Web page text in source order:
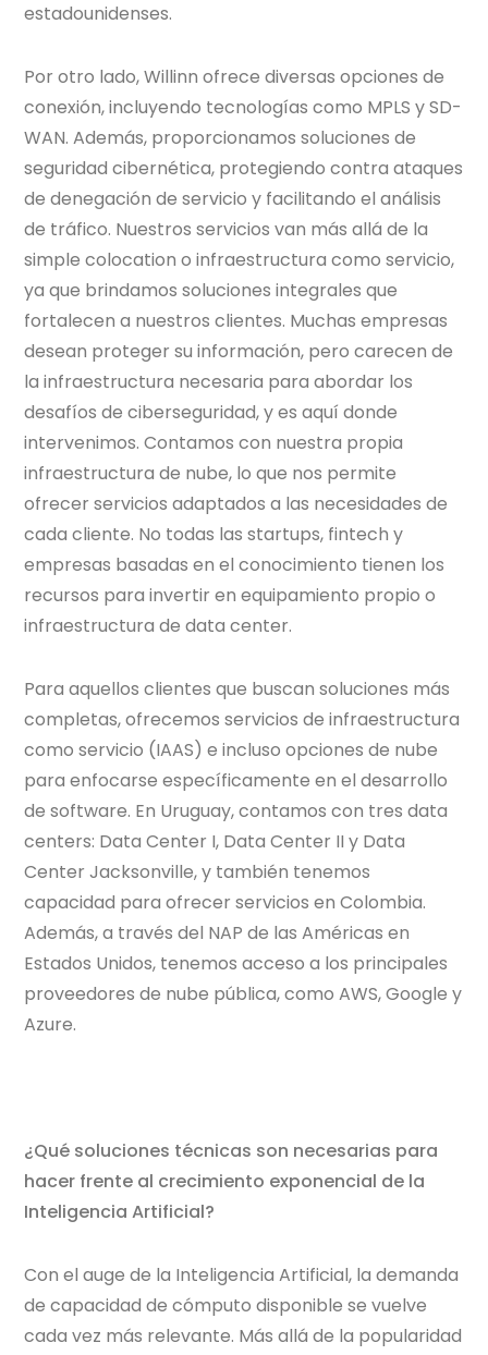
estadounidenses.
Por otro lado, Willinn ofrece diversas opciones de
conexión, incluyendo tecnologías como MPLS y SD-
WAN. Además, proporcionamos soluciones de
seguridad cibernética, protegiendo contra ataques
de denegación de servicio y facilitando el análisis
de tráfico. Nuestros servicios van más allá de la
simple colocation o infraestructura como servicio,
ya que brindamos soluciones integrales que
fortalecen a nuestros clientes. Muchas empresas
desean proteger su información, pero carecen de
la infraestructura necesaria para abordar los
desafíos de ciberseguridad, y es aquí donde
intervenimos. Contamos con nuestra propia
infraestructura de nube, lo que nos permite
ofrecer servicios adaptados a las necesidades de
cada cliente. No todas las startups, fintech y
empresas basadas en el conocimiento tienen los
recursos para invertir en equipamiento propio o
infraestructura de data center.
Para aquellos clientes que buscan soluciones más
completas, ofrecemos servicios de infraestructura
como servicio (IAAS) e incluso opciones de nube
para enfocarse específicamente en el desarrollo
de software. En Uruguay, contamos con tres data
centers: Data Center I, Data Center II y Data
Center Jacksonville, y también tenemos
capacidad para ofrecer servicios en Colombia.
Además, a través del NAP de las Américas en
Estados Unidos, tenemos acceso a los principales
proveedores de nube pública, como AWS, Google y
Azure.
¿Qué soluciones técnicas son necesarias para
hacer frente al crecimiento exponencial de la
Inteligencia Artificial?
Con el auge de la Inteligencia Artificial, la demanda
de capacidad de cómputo disponible se vuelve
cada vez más relevante. Más allá de la popularidad